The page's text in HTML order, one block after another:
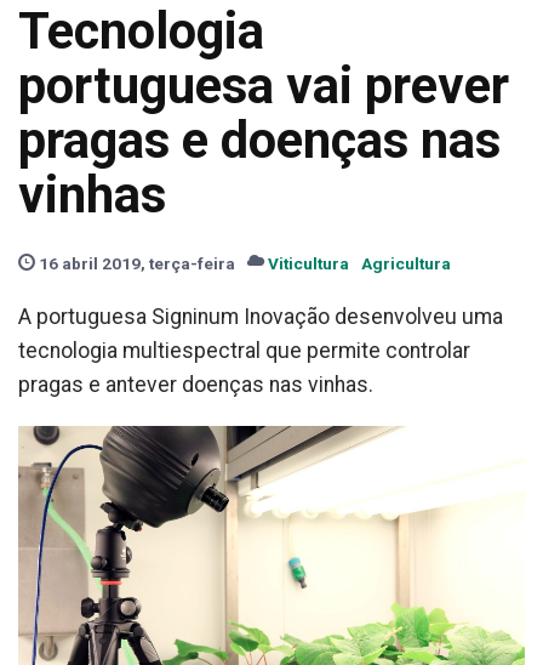
Tecnologia
portuguesa vai prever
pragas e doenças nas
vinhas
16 abril 2019, terça-feira Viticultura Agricultura
A portuguesa Signinum Inovação desenvolveu uma
tecnologia multiespectral que permite controlar
pragas e antever doenças nas vinhas.